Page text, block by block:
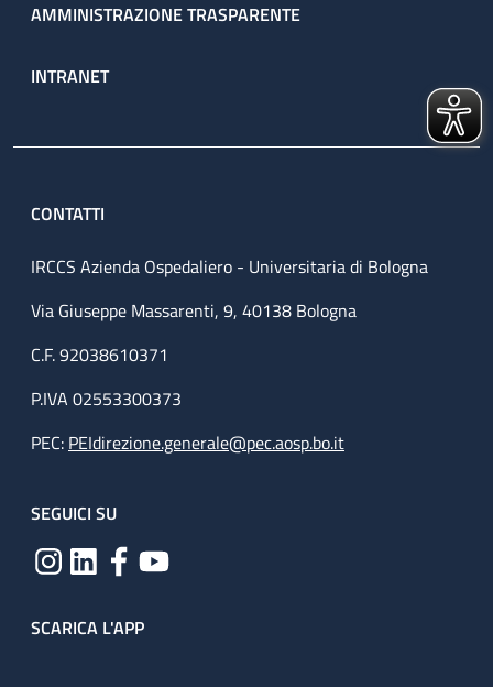
AMMINISTRAZIONE TRASPARENTE
INTRANET
CONTATTI
IRCCS Azienda Ospedaliero - Universitaria di Bologna
Via Giuseppe Massarenti, 9, 40138 Bologna
C.F. 92038610371
P.IVA 02553300373
PEC: PEIdirezione.generale@pec.aosp.bo.it
SEGUICI SU
SCARICA L'APP